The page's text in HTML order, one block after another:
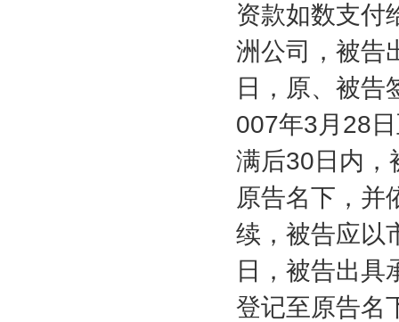
资款如数支付
洲公司，被告
日，原、被告
007年3月 28
满后30 日内
原告名下，并
续，被告应以
日，被告出具
登记至原告名